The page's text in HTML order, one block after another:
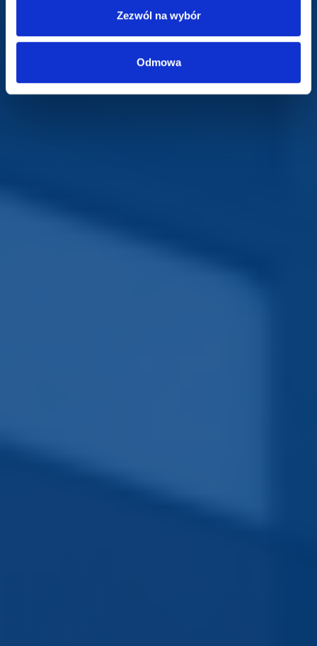
Zezwól na wybór
Odmowa